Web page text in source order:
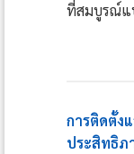
ที่สมบูรณ์แ
การติดตั้ง
ประสิทธิภ